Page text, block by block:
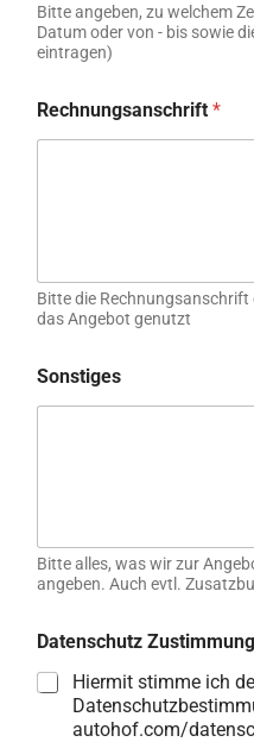
Bitte angeben, zu welchem
Datum oder von - bis sowie
eintragen)
Rechnungsanschrift *
Bitte die
das Angebot genutzt
Sonstiges
Bitte alles, was wir zur
angeben. Auch evtl.
Datenschutz Zustimmung
Hiermit stimme ich
autohof.com/